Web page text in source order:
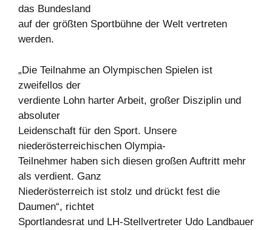
das Bundesland
auf der größten Sportbühne der Welt vertreten
werden.
„Die Teilnahme an Olympischen Spielen ist
zweifellos der
verdiente Lohn harter Arbeit, großer Disziplin und
absoluter
Leidenschaft für den Sport. Unsere
niederösterreichischen Olympia-
Teilnehmer haben sich diesen großen Auftritt mehr
als verdient. Ganz
Niederösterreich ist stolz und drückt fest die
Daumen“, richtet
Sportlandesrat und LH-Stellvertreter Udo Landbauer